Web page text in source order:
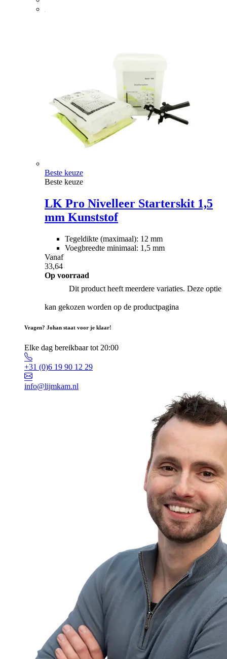
Beste keuze
Beste keuze
LK Pro Nivelleer Starterskit 1,5
mm Kunststof
Tegeldikte (maximaal): 12 mm
Voegbreedte minimaal: 1,5 mm
Vanaf
33,64
Op voorraad
Dit product heeft meerdere variaties. Deze optie
kan gekozen worden op de productpagina
Vragen? Johan staat voor je klaar!
Elke dag bereikbaar tot 20:00
+31 (0)6 19 90 12 29
info@lijmkam.nl